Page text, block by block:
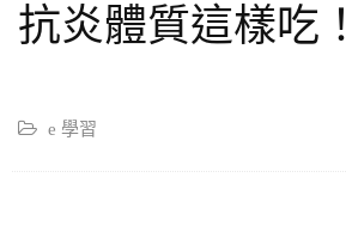
抗炎體質這樣吃！
e 學習